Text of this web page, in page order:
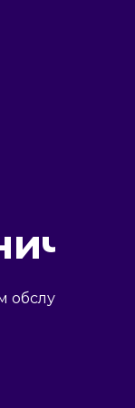
обслуживании